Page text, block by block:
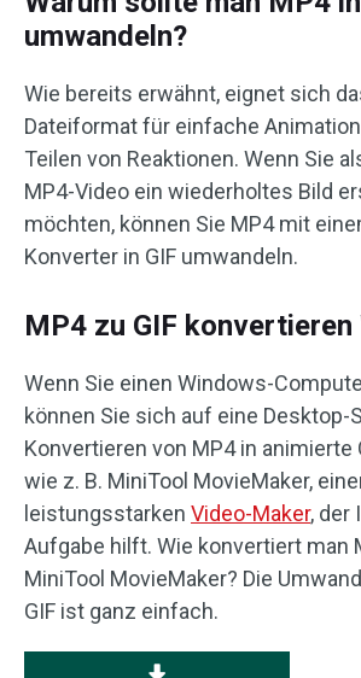
umwandeln?
Wie bereits erwähnt, eignet sich
Dateiformat für einfache
Teilen von Reaktionen. Wenn Sie
MP4-Video ein wiederholtes Bild
möchten, können Sie MP4 mit
Konverter in GIF umwandeln.
MP4 zu GIF
Wenn Sie einen Windows-
können Sie sich auf eine Desktop-
Konvertieren von MP4 in animierte
wie z. B. MiniTool MovieMaker,
leistungsstarken Video-Maker, der
Aufgabe hilft. Wie konvertiert man
MiniTool MovieMaker? Die
GIF ist ganz einfach.